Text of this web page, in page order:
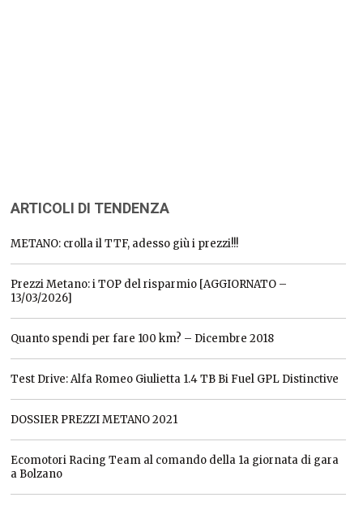
ARTICOLI DI TENDENZA
METANO: crolla il TTF, adesso giù i prezzi!!!
Prezzi Metano: i TOP del risparmio [AGGIORNATO –
13/03/2026]
Quanto spendi per fare 100 km? – Dicembre 2018
Test Drive: Alfa Romeo Giulietta 1.4 TB Bi Fuel GPL Distinctive
DOSSIER PREZZI METANO 2021
Ecomotori Racing Team al comando della 1a giornata di gara
a Bolzano